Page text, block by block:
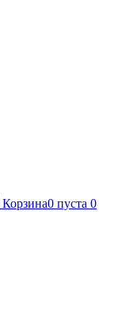
Корзина0 пуста 0